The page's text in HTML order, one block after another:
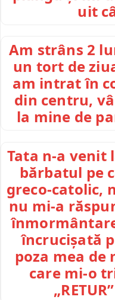
uit
Am strâns 2
un tort de
am intrat în
din centru,
la mine de
Tata n-a venit
bărbatul pe
greco-catolic,
nu mi-a
încrucișată
poza mea de
care mi-o